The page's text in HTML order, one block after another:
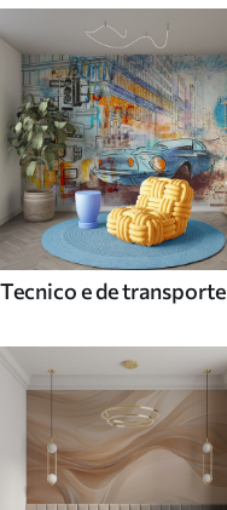
Tecnico e de transporte